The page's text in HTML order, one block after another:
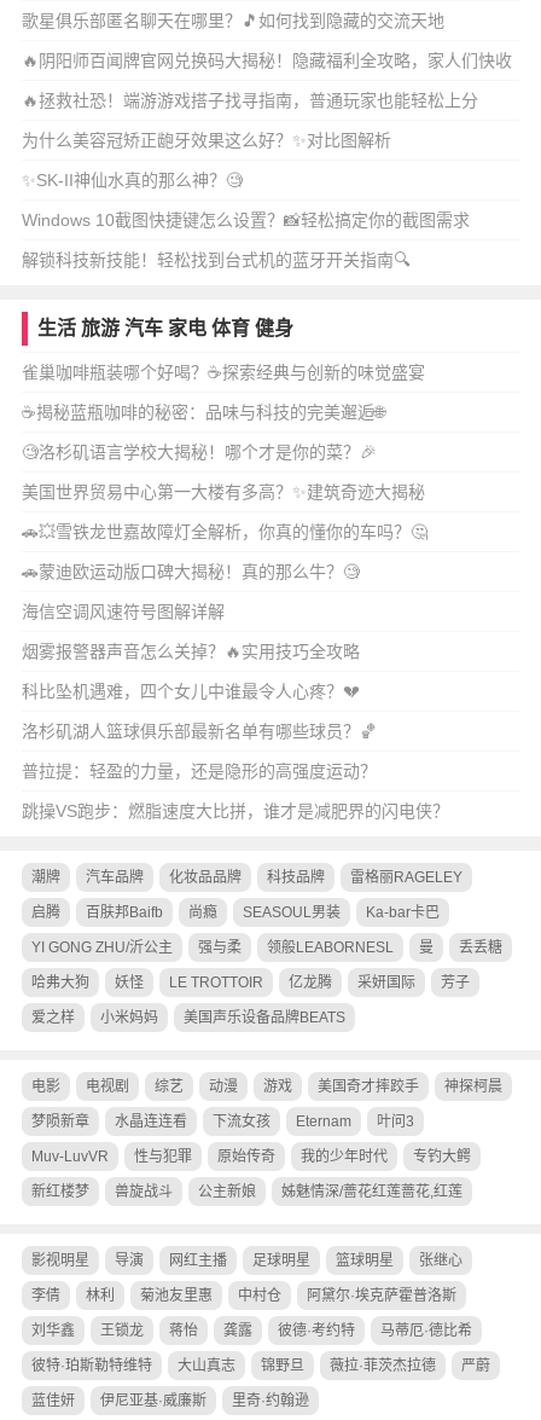
歌星俱乐部匿名聊天在哪里？🎵如何找到隐藏的交流天地
🔥阴阳师百闻牌官网兑换码大揭秘！隐藏福利全攻略，家人们快收
藏！
🔥拯救社恐！端游游戏搭子找寻指南，普通玩家也能轻松上分
为什么美容冠矫正龅牙效果这么好？✨对比图解析
✨SK-II神仙水真的那么神？🧐
Windows 10截图快捷键怎么设置？📸轻松搞定你的截图需求
解锁科技新技能！轻松找到台式机的蓝牙开关指南🔍
生活 旅游 汽车 家电 体育 健身
雀巢咖啡瓶装哪个好喝？☕探索经典与创新的味觉盛宴
☕️揭秘蓝瓶咖啡的秘密：品味与科技的完美邂逅🌐
🧐洛杉矶语言学校大揭秘！哪个才是你的菜？🎉
美国世界贸易中心第一大楼有多高？✨建筑奇迹大揭秘
🚗💥雪铁龙世嘉故障灯全解析，你真的懂你的车吗？🤔
🚗蒙迪欧运动版口碑大揭秘！真的那么牛？🧐
海信空调风速符号图解详解
烟雾报警器声音怎么关掉？🔥实用技巧全攻略
科比坠机遇难，四个女儿中谁最令人心疼？💔
洛杉矶湖人篮球俱乐部最新名单有哪些球员？🏀
普拉提：轻盈的力量，还是隐形的高强度运动？
跳操VS跑步：燃脂速度大比拼，谁才是减肥界的闪电侠？
潮牌 汽车品牌 化妆品品牌 科技品牌 雷格丽RAGELEY
启腾 百肤邦Baifb 尚瘾 SEASOUL男装 Ka-bar卡巴
YI GONG ZHU/沂公主 强与柔 领般LEABORNESL 曼 丢丢糖
哈弗大狗 妖怪 LE TROTTOIR 亿龙腾 采妍国际 芳子
爱之样 小米妈妈 美国声乐设备品牌BEATS
电影 电视剧 综艺 动漫 游戏 美国奇才摔跤手 神探柯晨
梦陨新章 水晶连连看 下流女孩 Eternam 叶问3
Muv-LuvVR 性与犯罪 原始传奇 我的少年时代 专钓大鳄
新红楼梦 兽旋战斗 公主新娘 姊魅情深/蔷花红莲蔷花,红莲
影视明星 导演 网红主播 足球明星 篮球明星 张继心
李倩 林利 菊池友里惠 中村仓 阿黛尔·埃克萨霍普洛斯
刘华鑫 王锁龙 蒋怡 龚露 彼德·考约特 马蒂厄·德比希
彼特·珀斯勒特维特 大山真志 锦野旦 薇拉·菲茨杰拉德 严蔚
蓝佳妍 伊尼亚基·威廉斯 里奇·约翰逊